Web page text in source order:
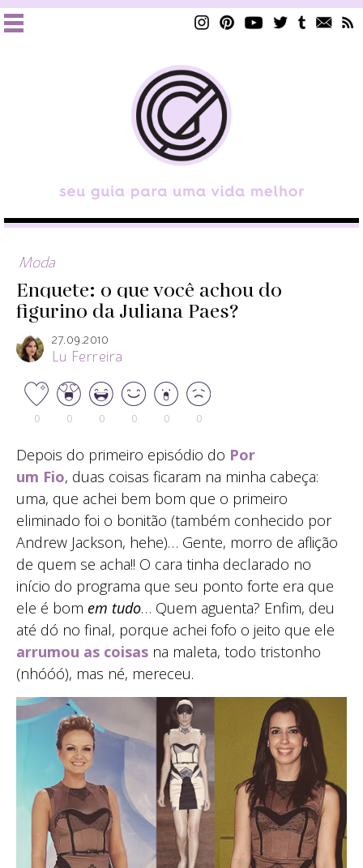
Moda
Enquete: o que você achou do
figurino da Juliana Paes?
27.09.2010
Lu Ferreira
0 0 0 0 0 0
Depois do primeiro episódio do Por
um Fio, duas coisas ficaram na minha cabeça:
uma, que achei bem bom que o primeiro
eliminado foi o bonitão (também conhecido por
Andrew Jackson, hehe)… Gente, morro de aflição
de quem se acha!! O cara tinha declarado no
início do programa que seu ponto forte era que
ele é bom em tudo… Quem aguenta? Enfim, deu
até dó no final, porque achei fofo o jeito que ele
arrumou as coisas na maleta, todo tristonho
(nhóóó), mas né, mereceu.